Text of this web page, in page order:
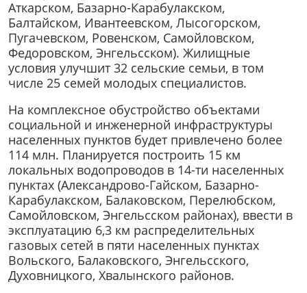
Аткарском, Базарно-Карабулакском,
Балтайском, Ивантеевском, Лысогорском,
Пугачевском, Ровенском, Самойловском,
Федоровском, Энгельсском). Жилищные
условия улучшит 32 сельские семьи, в том
числе 25 семей молодых специалистов.
На комплексное обустройство объектами
социальной и инженерной инфраструктуры
населенных пунктов будет привлечено более
114 млн. Планируется построить 15 км
локальных водопроводов в 14-ти населенных
пунктах (Александрово-Гайском, Базарно-
Карабулакском, Балаковском, Перелюбском,
Самойловском, Энгельсском районах), ввести в
эксплуатацию 6,3 км распределительных
газовых сетей в пяти населенных пунктах
Вольского, Балаковского, Энгельсского,
Духовницкого, Хвалынского районов.